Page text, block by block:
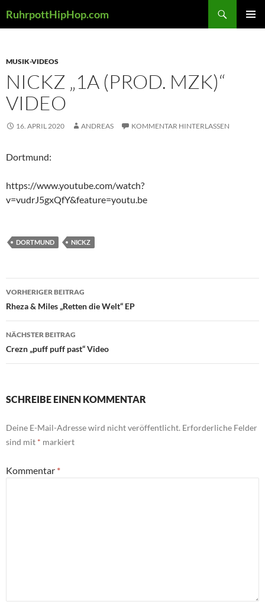
Inhalt
RuhrpottHipHop.com
MUSIK-VIDEOS
NICKZ „1A (PROD. MZK)“
VIDEO
16. APRIL 2020 ANDREAS KOMMENTAR HINTERLASSEN
Dortmund:
https://www.youtube.com/watch?
v=vudrJ5gxQfY&feature=youtu.be
DORTMUND NICKZ
Beitragsnavigation
VORHERIGER BEITRAG
Rheza & Miles „Retten die Welt“ EP
NÄCHSTER BEITRAG
Crezn „puff puff past“ Video
SCHREIBE EINEN KOMMENTAR
Deine E-Mail-Adresse wird nicht veröffentlicht. Erforderliche Felder
sind mit * markiert
Kommentar *